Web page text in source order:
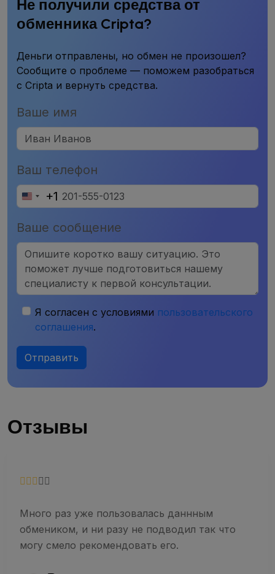
Не получили средства от
обменника Cripta?
Деньги отправлены, но обмен не произошел?
Сообщите о проблеме — поможем разобраться
с Cripta и вернуть средства.
Ваше имя
Ваш телефон
United
States
+1
+1
Ваше сообщение
Я согласен с условиями пользовательского
соглашения.
Отправить
Отзывы
Много раз уже пользовалась даннным
обмеником, и ни разу не подводил так что
могу смело рекомендовать его.